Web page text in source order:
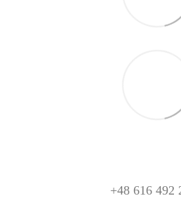
+48 616 492